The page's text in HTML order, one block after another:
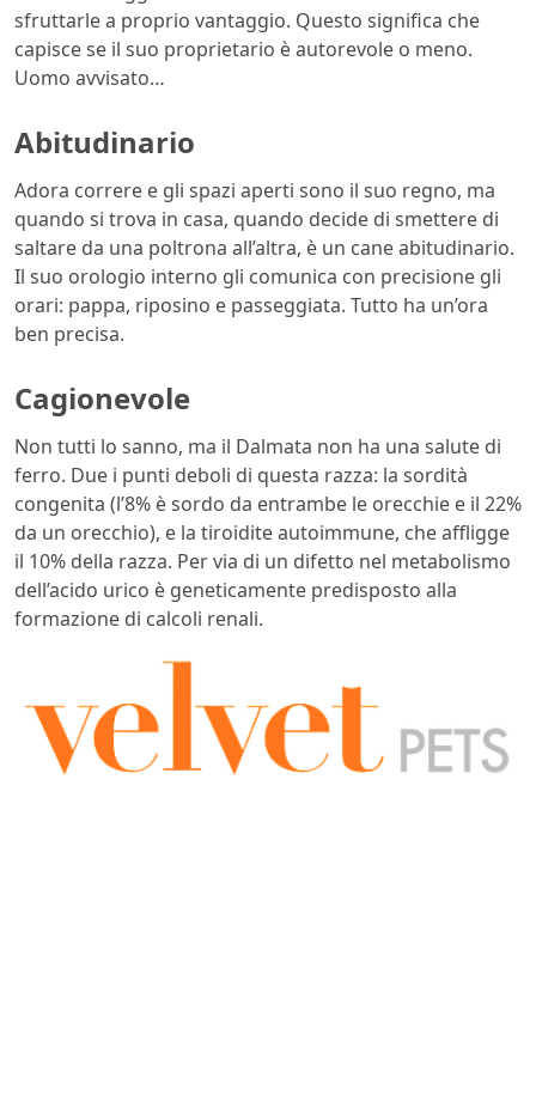
sfruttarle a proprio vantaggio. Questo significa che
capisce se il suo proprietario è autorevole o meno.
Uomo avvisato…
Abitudinario
Adora correre e gli spazi aperti sono il suo regno, ma
quando si trova in casa, quando decide di smettere di
saltare da una poltrona all’altra, è un cane abitudinario.
Il suo orologio interno gli comunica con precisione gli
orari: pappa, riposino e passeggiata. Tutto ha un’ora
ben precisa.
Cagionevole
Non tutti lo sanno, ma il Dalmata non ha una salute di
ferro. Due i punti deboli di questa razza: la sordità
congenita (l’8% è sordo da entrambe le orecchie e il 22%
da un orecchio), e la tiroidite autoimmune, che affligge
il 10% della razza. Per via di un difetto nel metabolismo
dell’acido urico è geneticamente predisposto alla
formazione di calcoli renali.